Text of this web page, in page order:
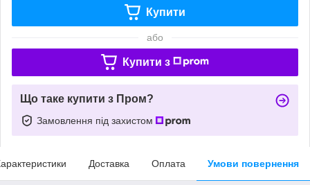
Купити
або
Купити з
Що таке купити з Пром?
Замовлення під захистом
Доставка Оплата Умови повернення